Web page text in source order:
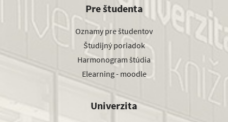
Pre študenta
Oznamy pre študentov
Študijný poriadok
Harmonogram štúdia
Elearning - moodle
Univerzita